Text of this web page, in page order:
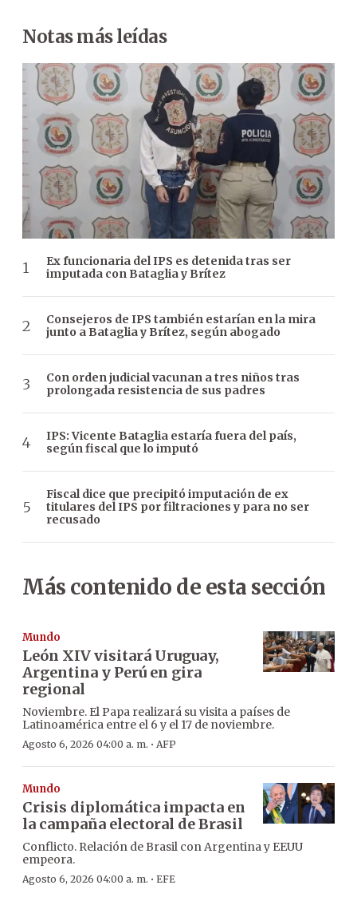
Notas más leídas
Ex funcionaria del IPS es detenida tras ser
imputada con Bataglia y Brítez
Consejeros de IPS también estarían en la mira
junto a Bataglia y Brítez, según abogado
Con orden judicial vacunan a tres niños tras
prolongada resistencia de sus padres
IPS: Vicente Bataglia estaría fuera del país,
según fiscal que lo imputó
Fiscal dice que precipitó imputación de ex
titulares del IPS por filtraciones y para no ser
recusado
Más contenido de esta sección
Mundo
León XIV visitará Uruguay,
Argentina y Perú en gira
regional
Noviembre. El Papa realizará su visita a países de
Latinoamérica entre el 6 y el 17 de noviembre.
Agosto 6, 2026 04:00 a. m. · AFP
Mundo
Crisis diplomática impacta en
la campaña electoral de Brasil
Conflicto. Relación de Brasil con Argentina y EEUU
empeora.
Agosto 6, 2026 04:00 a. m. · EFE